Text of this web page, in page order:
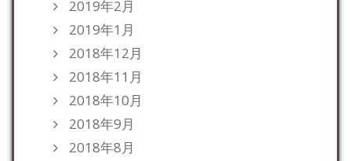
2019年2月
2019年1月
2018年12月
2018年11月
2018年10月
2018年9月
2018年8月